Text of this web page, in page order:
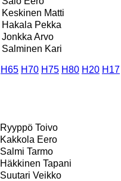
Keskinen Matti
Hakala Pekka
Jonkka Arvo
Salminen Kari
H65 H70 H75 H80 H20 H17
Ryyppö Toivo
Kakkola Eero
Salmi Tarmo
Häkkinen Tapani
Suutari Veikko